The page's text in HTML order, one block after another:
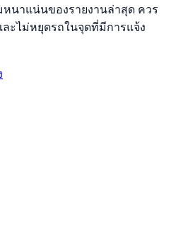
นาแน่นของรายงานล่าสุด ควร
ละไม่หยุดรถในจุดที่มีการแจ้ง